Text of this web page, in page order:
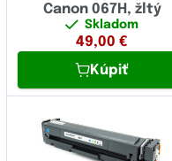
Canon 067H, žltý
Skladom
49,00 €
Kúpiť